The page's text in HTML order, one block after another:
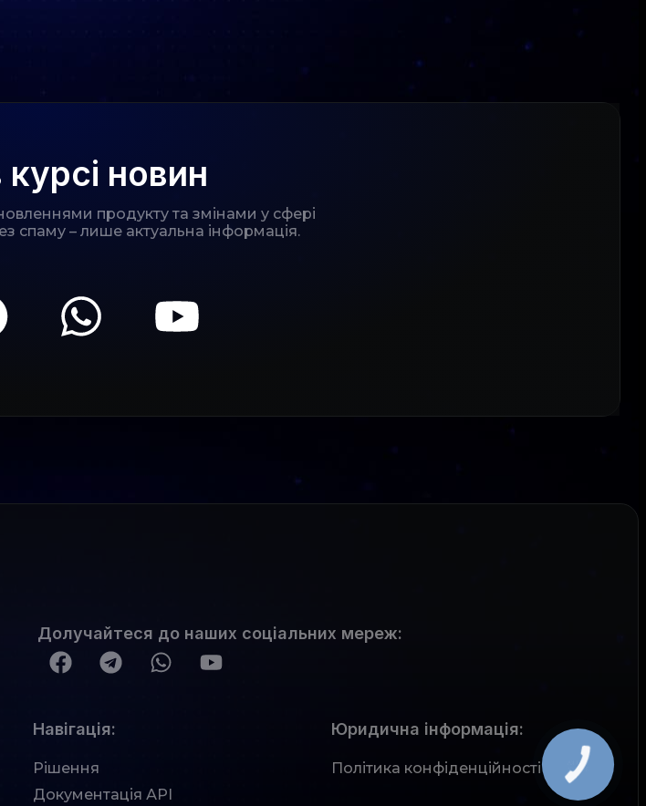
новин
продукту та змінами у сфері
спаму – лише актуальна інформація.
Долучайтеся до наших соціальних мереж:
Рішення
Документація АРІ
Навігація: Юридична інформація:
Політика конфіденційності